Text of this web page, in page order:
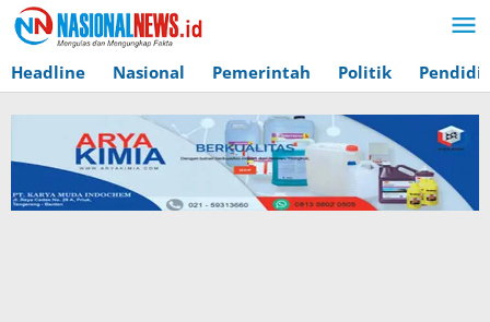
Lewati
ke
konten
Headline Nasional Pemerintah Politik